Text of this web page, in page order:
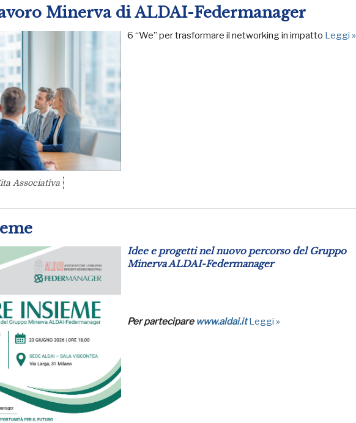
Minerva di ALDAI-Federmanager
6 “We” per trasformare il networking in impatto Leggi »
Associativa
Idee e progetti nel nuovo percorso del Gruppo
Minerva ALDAI-Federmanager
Per partecipare www.aldai.it Leggi »